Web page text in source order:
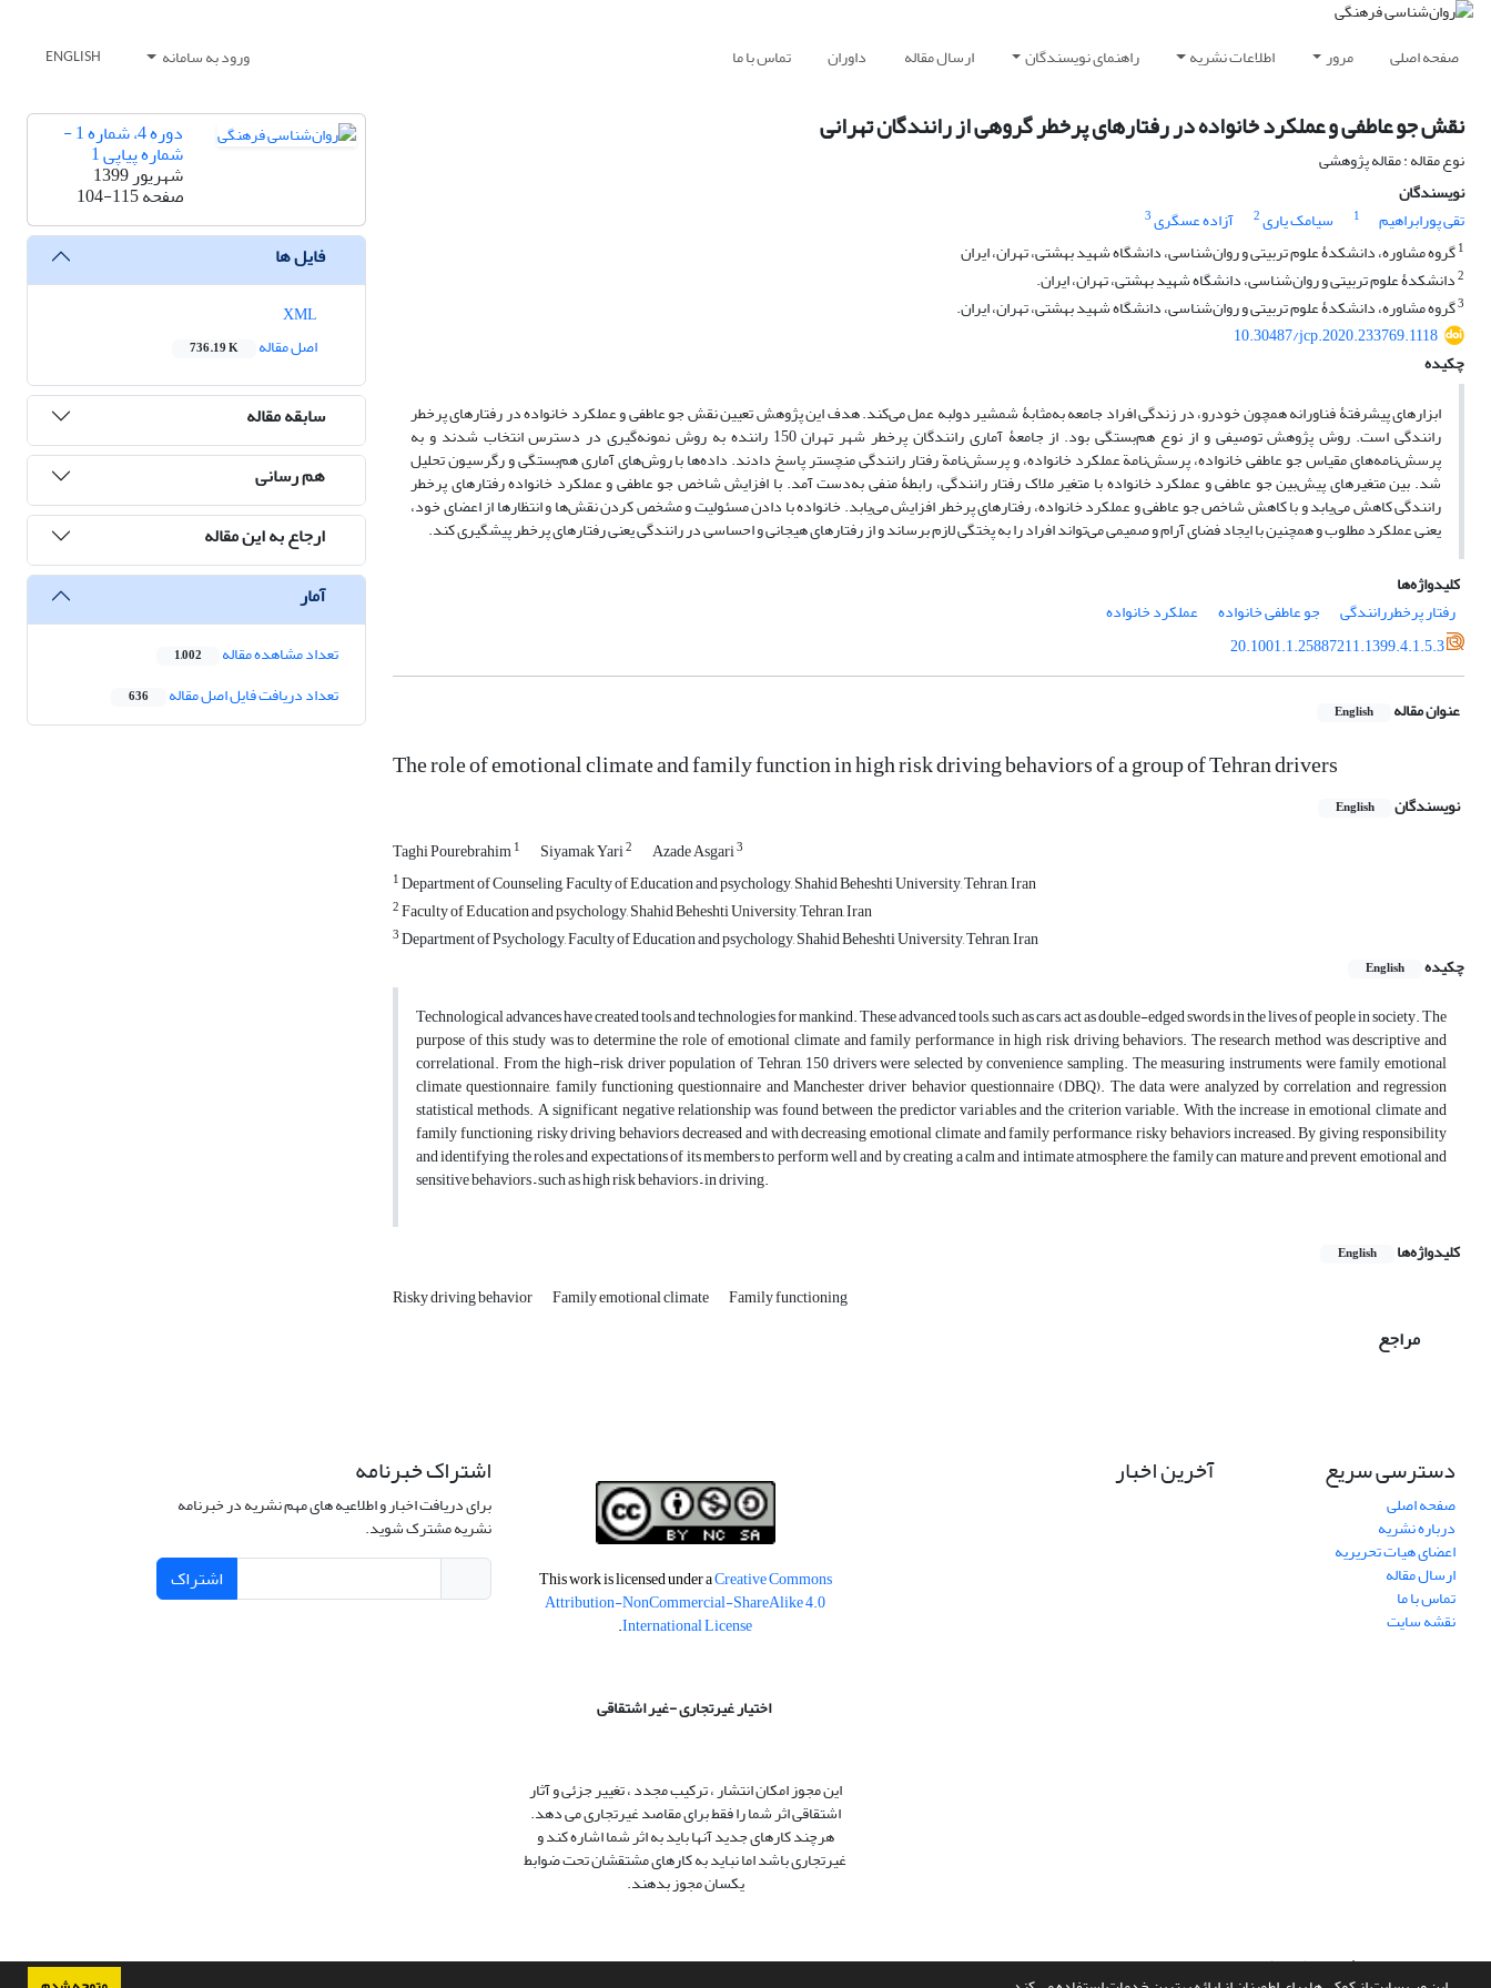
صفحه اصلی مرور اطلاعات نشریه راهنمای نویسندگان ارسال مقاله داوران تماس با ما ورود به سامانه ENGLISH
نقش جو عاطفی و عملکرد خانواده در رفتارهای پرخطر گروهی از رانندگان تهرانی
نوع مقاله : مقاله پژوهشی
نویسندگان
تقی پورابراهیم
1 سیامک یاری2 آزاده عسگری3
1گروه مشاوره، دانشکدۀ علوم تربیتی و روان‌شناسی، دانشگاه شهید بهشتی، تهران، ایران
2دانشکدۀ علوم تربیتی و روان‌شناسی، دانشگاه شهید بهشتی، تهران، ایران.
3گروه مشاوره، دانشکدۀ علوم تربیتی و روان‌شناسی، دانشگاه شهید بهشتی، تهران، ایران.
10.30487/jcp.2020.233769.1118
چکیده
ابزارهای پیشرفتۀ فناورانه همچون خودرو، در زندگی افراد جامعه به‌‌مثابۀ شمشیر دولبه عمل می‌‌کند. هدف این پژوهش تعیین نقش جو عاطفی و عملکرد خانواده در رفتارهای پرخطر
رانندگی است. روش پژوهش توصیفی و از نوع هم‌‌بستگی بود. از جامعۀ آماری رانندگان پرخطر شهر تهران 150 راننده به روش نمونه‌‌گیری در دسترس انتخاب شدند و به
پرسش‌‌نامه‌های مقیاس جو عاطفی خانواده، پرسش‌‌نامة عملکرد خانواده، و پرسش‌‌نامة رفتار رانندگی منچستر پاسخ دادند. داده‌ها با روش‌های آماری هم‌‌بستگی و رگرسیون تحلیل
شد. بین متغیرهای پیش‌بین جو عاطفی و عملکرد خانواده با متغیر ملاک رفتار رانندگی، رابطۀ منفی به‌‌دست آمد. با افزایش شاخص جو عاطفی و عملکرد خانواده رفتارهای پرخطر
رانندگی کاهش می‌یابد و با کاهش شاخص جو عاطفی و عملکرد خانواده، رفتارهای پرخطر افزایش می‌یابد. خانواده با دادن مسئولیت و مشخص کردن نقش‌ها و انتظارها از اعضای خود،
یعنی عملکرد مطلوب و همچنین با ایجاد فضای آرام و صمیمی می‌تواند افراد را به پختگی لازم برساند و از رفتارهای هیجانی و احساسی در رانندگی یعنی رفتارهای پرخطر پیشگیری کند.
کلیدواژه‌ها
رفتار پرخطررانندگی
جو عاطفی خانواده
عملکرد خانواده
20.1001.1.25887211.1399.4.1.5.3
عنوان مقاله English
The role of emotional climate and family function in high risk driving behaviors of a group of Tehran drivers
نویسندگان English
Taghi Pourebrahim1 Siyamak Yari2 Azade Asgari3
1Department of Counseling, Faculty of Education and psychology, Shahid Beheshti University, Tehran, Iran
2Faculty of Education and psychology, Shahid Beheshti University, Tehran, Iran
3Department of Psychology, Faculty of Education and psychology, Shahid Beheshti University, Tehran, Iran
چکیده
English
Technological advances have created tools and technologies for mankind. These advanced tools, such as cars, act as double-edged swords in the lives of people in society. The
purpose of this study was to determine the role of emotional climate and family performance in high risk driving behaviors. The research method was descriptive and
correlational. From the high-risk driver population of Tehran, 150 drivers were selected by convenience sampling. The measuring instruments were family emotional
climate questionnaire, family functioning questionnaire and Manchester driver behavior questionnaire (DBQ). The data were analyzed by correlation and regression
statistical methods. A significant negative relationship was found between the predictor variables and the criterion variable. With the increase in emotional climate and
family functioning, risky driving behaviors decreased and with decreasing emotional climate and family performance, risky behaviors increased. By giving responsibility
and identifying the roles and expectations of its members to perform well and by creating a calm and intimate atmosphere, the family can mature and prevent emotional and
sensitive behaviors – such as high risk behaviors – in driving.
کلیدواژه‌ها English
Risky driving behavior Family emotional climate Family functioning
مراجع
دوره 4، شماره 1 -
شماره پیاپی 1
شهریور 1399
صفحه104-115
فایل ها
اصل مقاله
736.19 K
سابقه مقاله
هم رسانی
ارجاع به این مقاله
آمار
تعداد مشاهده مقاله 1,002
تعداد دریافت فایل اصل مقاله 636
دسترسی سریع
صفحه اصلی
درباره نشریه
اعضای هیات تحریریه
ارسال مقاله
تماس با ما
نقشه سایت
آخرین اخبار
This work is licensed under aCreative Commons
Attribution-NonCommercial-ShareAlike 4.0
International License
.
اختیار غیرتجاری -غیر اشتقاقی
این مجوز امکان انتشار ، ترکیب مجدد ، تغییر جزئی و آثار
اشتقاقی اثر شما را فقط برای مقاصد غیرتجاری می دهد.
هرچند کارهای جدید آنها باید به اثر شما اشاره کند و
غیرتجاری باشد اما نباید به کارهای مشتقشان تحت ضوابط
یکسان مجوز بدهند.
اشتراک خبرنامه
برای دریافت اخبار و اطلاعیه های مهم نشریه در خبرنامه
نشریه مشترک شوید.
اشتراک
سامانه مدیریت نشریات علمی.طراحی و پیاده سازی ازسیناوب